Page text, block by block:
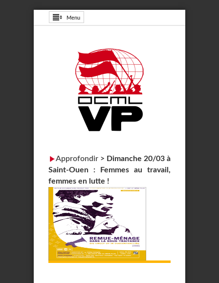
Menu
Approfondir > Dimanche 20/03 à
Saint-Ouen : Femmes au travail,
femmes en lutte !